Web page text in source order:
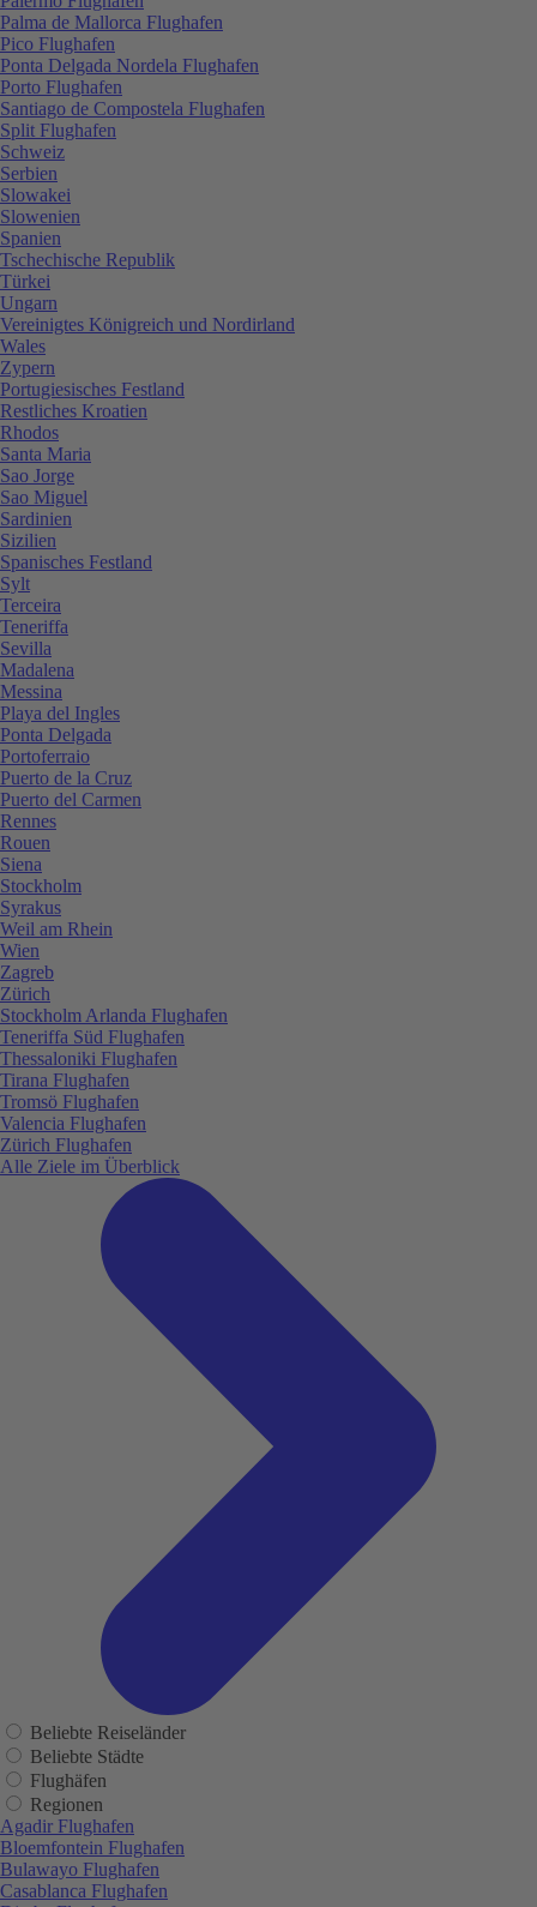
Palma de Mallorca Flughafen
Pico Flughafen
Ponta Delgada Nordela Flughafen
Porto Flughafen
Santiago de Compostela Flughafen
Split Flughafen
Schweiz
Serbien
Slowakei
Slowenien
Spanien
Tschechische Republik
Türkei
Ungarn
Vereinigtes Königreich und Nordirland
Wales
Zypern
Portugiesisches Festland
Restliches Kroatien
Rhodos
Santa Maria
Sao Jorge
Sao Miguel
Sardinien
Sizilien
Spanisches Festland
Sylt
Terceira
Teneriffa
Sevilla
Madalena
Messina
Playa del Ingles
Ponta Delgada
Portoferraio
Puerto de la Cruz
Puerto del Carmen
Rennes
Rouen
Siena
Stockholm
Syrakus
Weil am Rhein
Wien
Zagreb
Zürich
Stockholm Arlanda Flughafen
Teneriffa Süd Flughafen
Thessaloniki Flughafen
Tirana Flughafen
Tromsö Flughafen
Valencia Flughafen
Zürich Flughafen
Alle Ziele im Überblick
Beliebte Reiseländer
Beliebte Städte
Flughäfen
Regionen
Agadir Flughafen
Bloemfontein Flughafen
Bulawayo Flughafen
Casablanca Flughafen